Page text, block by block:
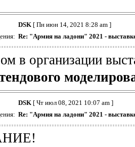
DSK[ Пн июн 14, 2021 8:28 am ]
Re: "Армия на ладони" 2021 -
в организации
DSK[ Чт июл 08, 2021 10:07 am ]
Re: "Армия на ладони" 2021 -